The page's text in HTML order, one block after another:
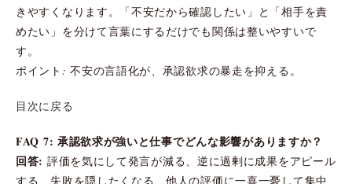
きやすくなります。「不安だから確認したい」と「相手を責
めたい」を分けて言葉にするだけでも関係は整いやすいで
す。
ポイント: 不安の言語化が、承認欲求の暴走を抑える。
目次に戻る
FAQ 7: 承認欲求が強いと仕事でどんな影響がありますか？
回答: 評価を気にして発言が減る、逆に過剰に成果をアピール
する、失敗を隠したくなる、他人の評価に一喜一憂して集中